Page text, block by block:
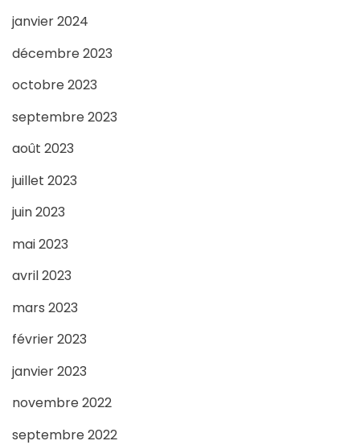
janvier 2024
décembre 2023
octobre 2023
septembre 2023
août 2023
juillet 2023
juin 2023
mai 2023
avril 2023
mars 2023
février 2023
janvier 2023
novembre 2022
septembre 2022